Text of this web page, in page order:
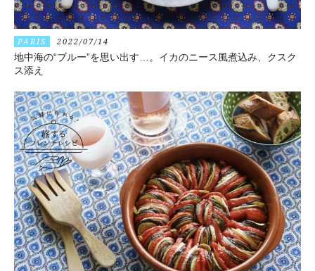
PARIS 2022/07/14
地中海の“ブルー”を思い出す…。イカのニース風煮込み、クスク
ス添え